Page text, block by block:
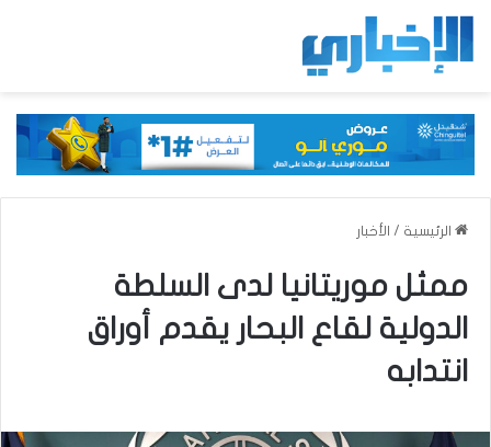
الرئيسية / الأخبار
ممثل موريتانيا لدى السلطة
الدولية لقاع البحار يقدم أوراق
انتدابه